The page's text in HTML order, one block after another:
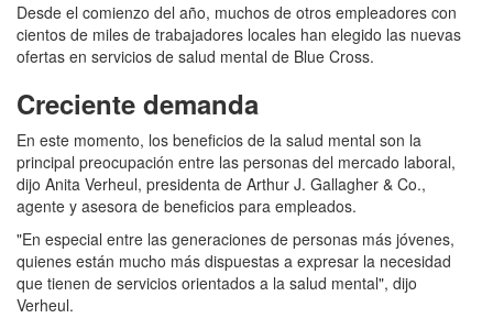
Desde el comienzo del año, muchos de otros empleadores con
cientos de miles de trabajadores locales han elegido las nuevas
ofertas en servicios de salud mental de Blue Cross.
Creciente demanda
En este momento, los beneficios de la salud mental son la
principal preocupación entre las personas del mercado laboral,
dijo Anita Verheul, presidenta de Arthur J. Gallagher & Co.,
agente y asesora de beneficios para empleados.
"En especial entre las generaciones de personas más jóvenes,
quienes están mucho más dispuestas a expresar la necesidad
que tienen de servicios orientados a la salud mental", dijo
Verheul.